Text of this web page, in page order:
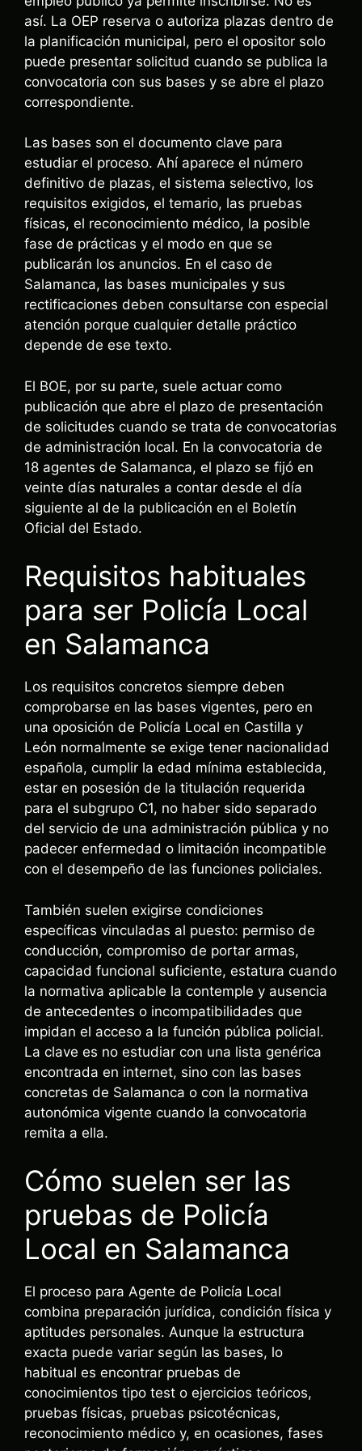
así. La OEP reserva o autoriza plazas dentro de
la planificación municipal, pero el opositor solo
puede presentar solicitud cuando se publica la
convocatoria con sus bases y se abre el plazo
correspondiente.
Las bases son el documento clave para
estudiar el proceso. Ahí aparece el número
definitivo de plazas, el sistema selectivo, los
requisitos exigidos, el temario, las pruebas
físicas, el reconocimiento médico, la posible
fase de prácticas y el modo en que se
publicarán los anuncios. En el caso de
Salamanca, las bases municipales y sus
rectificaciones deben consultarse con especial
atención porque cualquier detalle práctico
depende de ese texto.
El BOE, por su parte, suele actuar como
publicación que abre el plazo de presentación
de solicitudes cuando se trata de convocatorias
de administración local. En la convocatoria de
18 agentes de Salamanca, el plazo se fijó en
veinte días naturales a contar desde el día
siguiente al de la publicación en el Boletín
Oficial del Estado.
Requisitos habituales
para ser Policía Local
en Salamanca
Los requisitos concretos siempre deben
comprobarse en las bases vigentes, pero en
una oposición de Policía Local en Castilla y
León normalmente se exige tener nacionalidad
española, cumplir la edad mínima establecida,
estar en posesión de la titulación requerida
para el subgrupo C1, no haber sido separado
del servicio de una administración pública y no
padecer enfermedad o limitación incompatible
con el desempeño de las funciones policiales.
También suelen exigirse condiciones
específicas vinculadas al puesto: permiso de
conducción, compromiso de portar armas,
capacidad funcional suficiente, estatura cuando
la normativa aplicable la contemple y ausencia
de antecedentes o incompatibilidades que
impidan el acceso a la función pública policial.
La clave es no estudiar con una lista genérica
encontrada en internet, sino con las bases
concretas de Salamanca o con la normativa
autonómica vigente cuando la convocatoria
remita a ella.
Cómo suelen ser las
pruebas de Policía
Local en Salamanca
El proceso para Agente de Policía Local
combina preparación jurídica, condición física y
aptitudes personales. Aunque la estructura
exacta puede variar según las bases, lo
habitual es encontrar pruebas de
conocimientos tipo test o ejercicios teóricos,
pruebas físicas, pruebas psicotécnicas,
reconocimiento médico y, en ocasiones, fases